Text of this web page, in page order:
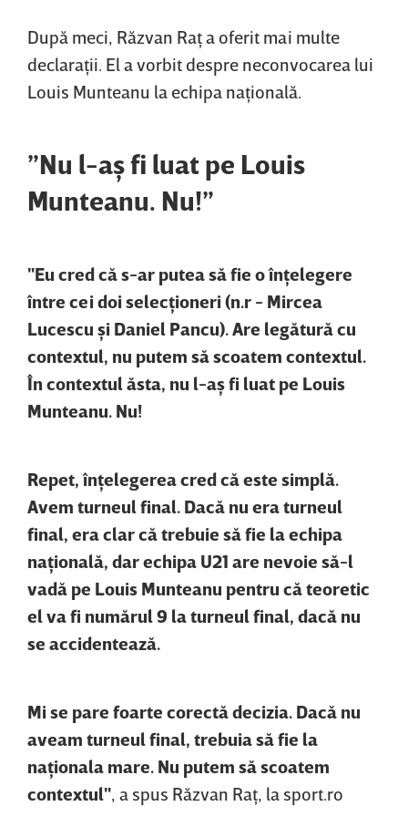
După meci, Răzvan Raţ a oferit mai multe
declaraţii. El a vorbit despre neconvocarea lui
Louis Munteanu la echipa naţională.
”Nu l-aş fi luat pe Louis
Munteanu. Nu!”
"Eu cred că s-ar putea să fie o înţelegere
între cei doi selecţioneri (n.r - Mircea
Lucescu şi Daniel Pancu). Are legătură cu
contextul, nu putem să scoatem contextul.
În contextul ăsta, nu l-aş fi luat pe Louis
Munteanu. Nu!
Repet, înţelegerea cred că este simplă.
Avem turneul final. Dacă nu era turneul
final, era clar că trebuie să fie la echipa
naţională, dar echipa U21 are nevoie să-l
vadă pe Louis Munteanu pentru că teoretic
el va fi numărul 9 la turneul final, dacă nu
se accidentează.
Mi se pare foarte corectă decizia. Dacă nu
aveam turneul final, trebuia să fie la
naţionala mare. Nu putem să scoatem
contextul" , a spus Răzvan Raţ, la sport.ro